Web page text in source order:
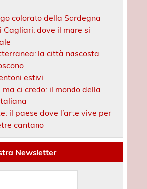
colorato della Sardegna
Cagliari: dove il mare si
la città nascosta
estivi
ma ci credo: il mondo della
il paese dove l’arte vive per
cantano
Newsletter